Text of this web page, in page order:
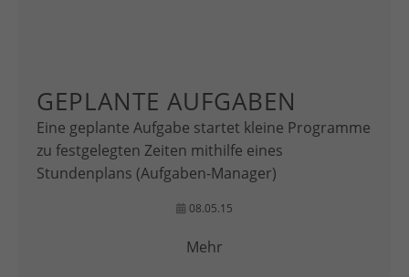
GEPLANTE AUFGABEN
Eine geplante Aufgabe startet kleine Programme
zu festgelegten Zeiten mithilfe eines
Stundenplans (Aufgaben-Manager)
08.05.15
Mehr